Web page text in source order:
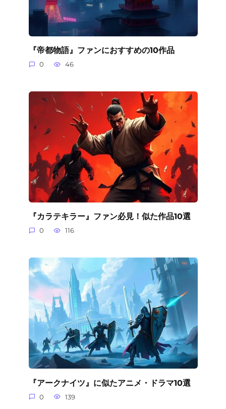
『帝都物語』ファンにおすすめの10作品
0 46
『カラテキラー』ファン必見！似た作品10選
0 116
『アークナイツ』に似たアニメ・ドラマ10選
0 139